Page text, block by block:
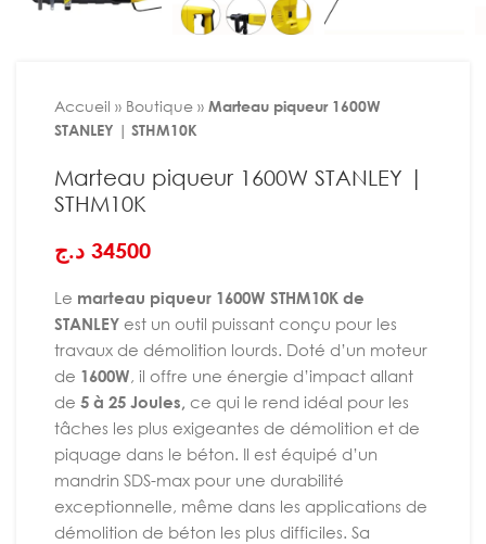
Accueil » Boutique » Marteau piqueur 1600W
STANLEY | STHM10K
Marteau piqueur 1600W STANLEY |
STHM10K
34500 د.ج
Le marteau piqueur 1600W STHM10K de
STANLEY est un outil puissant conçu pour les
travaux de démolition lourds. Doté d’un moteur
de 1600W, il offre une énergie d’impact allant
de 5 à 25 Joules, ce qui le rend idéal pour les
tâches les plus exigeantes de démolition et de
piquage dans le béton. Il est équipé d’un
mandrin SDS-max pour une durabilité
exceptionnelle, même dans les applications de
démolition de béton les plus difficiles. Sa